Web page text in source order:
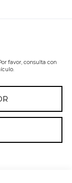
favor, consulta con